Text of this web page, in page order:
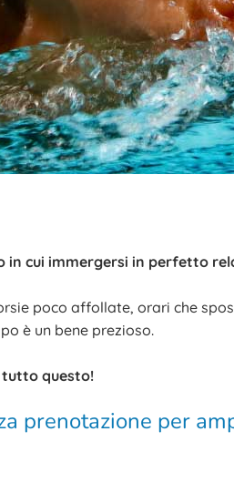
in cui immergersi in perfetto
poco affollate, orari che
è un bene prezioso.
tutto questo!
prenotazione per